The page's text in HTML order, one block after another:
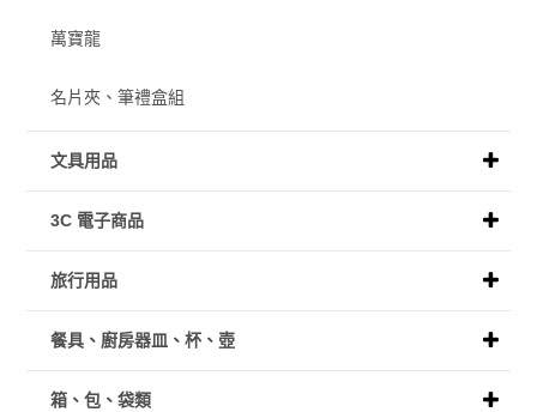
萬寶龍
名片夾、筆禮盒組
文具用品
3C 電子商品
旅行用品
餐具、廚房器皿、杯、壺
箱、包、袋類